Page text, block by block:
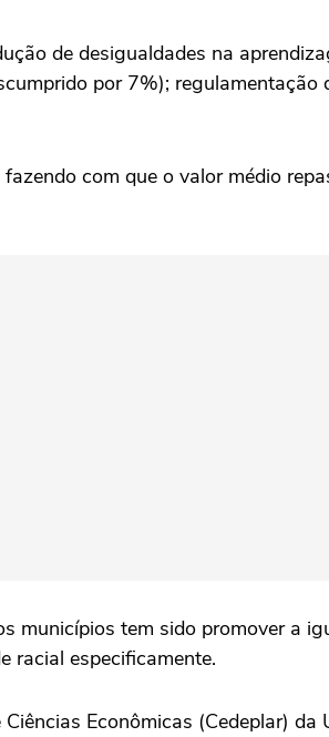
de desigualdades na
por 7%); regulamentação
com que o valor médio
municípios tem sido promover a
racial especificamente.
Econômicas (Cedeplar) da